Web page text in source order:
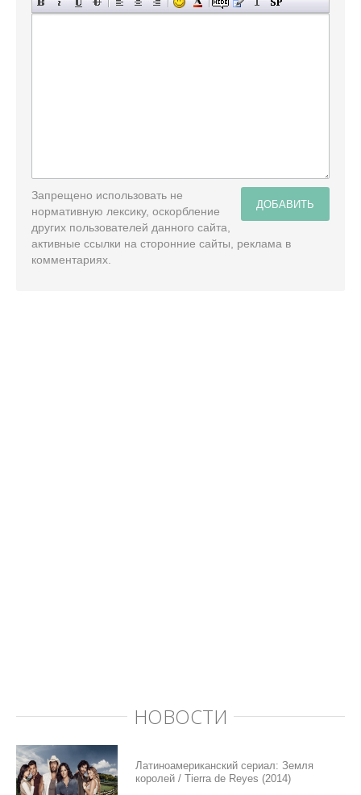
ДОБАВИТЬ
Запрещено использовать не
нормативную лексику, оскорбление
других пользователей данного сайта,
активные ссылки на сторонние сайты, реклама в
комментариях.
НОВОСТИ
Латиноамериканский сериал: Земля
королей / Tierra de Reyes (2014)